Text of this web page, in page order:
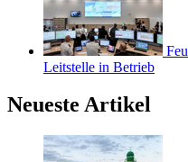
Leitstelle in Betrieb
Neueste Artikel